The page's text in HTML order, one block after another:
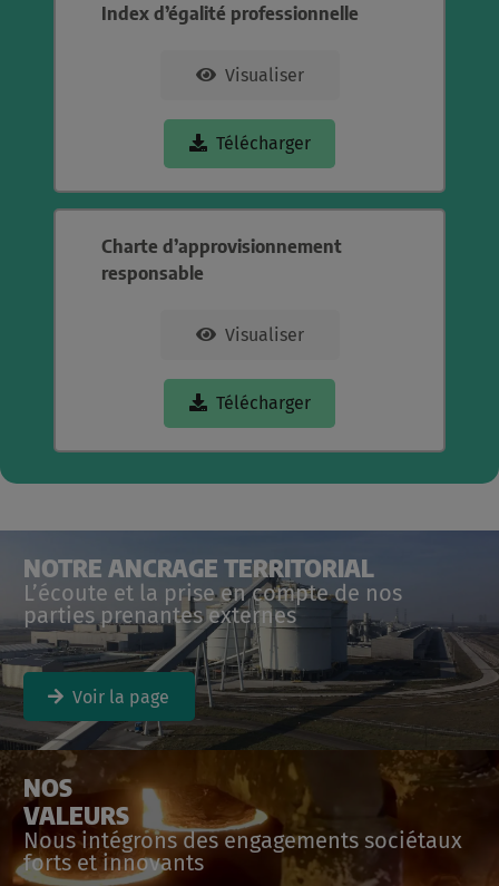
Index d’égalité professionnelle
Visualiser
Télécharger
Charte d’approvisionnement
responsable
Visualiser
Télécharger
NOTRE ANCRAGE TERRITORIAL
L’écoute et la prise en compte de nos
parties prenantes externes
Voir la page
NOS
VALEURS
Nous intégrons des engagements sociétaux
forts et innovants